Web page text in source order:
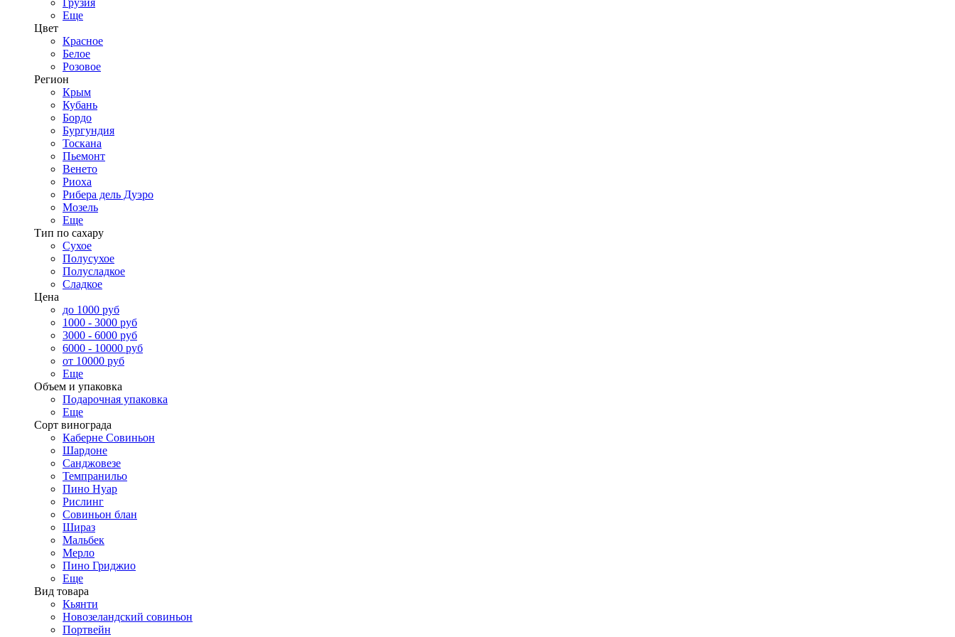
Грузия
Еще
Цвет
Красное
Белое
Розовое
Регион
Крым
Кубань
Бордо
Бургундия
Тоскана
Пьемонт
Венето
Риоха
Рибера дель Дуэро
Мозель
Еще
Тип по сахару
Сухое
Полусухое
Полусладкое
Сладкое
Цена
до 1000 руб
1000 - 3000 руб
3000 - 6000 руб
6000 - 10000 руб
от 10000 руб
Еще
Объем и упаковка
Подарочная упаковка
Еще
Сорт винограда
Каберне Совиньон
Шардоне
Санджовезе
Темпранильо
Пино Нуар
Рислинг
Совиньон блан
Шираз
Мальбек
Мерло
Пино Гриджио
Еще
Вид товара
Кьянти
Новозеландский совиньон
Портвейн